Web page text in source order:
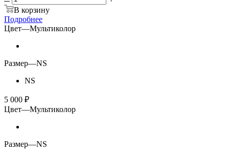
В корзину
Подробнее
Цвет—Мультиколор
Размер—NS
NS
5 000 ₽
Цвет—Мультиколор
Размер—NS